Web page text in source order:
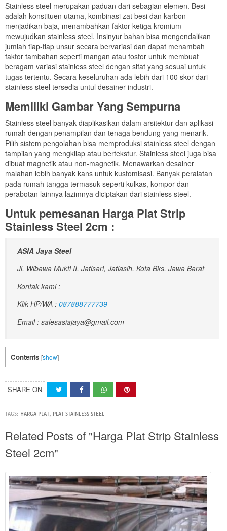
Stainless steel merupakan paduan dari sebagian elemen. Besi
adalah konstituen utama, kombinasi zat besi dan karbon
menjadikan baja, menambahkan faktor ketiga kromium
mewujudkan stainless steel. Insinyur bahan bisa mengendalikan
jumlah tiap-tiap unsur secara bervariasi dan dapat menambah
faktor tambahan seperti mangan atau fosfor untuk membuat
beragam variasi stainless steel dengan sifat yang sesuai untuk
tugas tertentu. Secara keseluruhan ada lebih dari 100 skor dari
stainless steel tersedia untul desainer industri.
Memiliki Gambar Yang Sempurna
Stainless steel banyak diaplikasikan dalam arsitektur dan aplikasi
rumah dengan penampilan dan tenaga bendung yang menarik.
Pilih sistem pengolahan bisa memproduksi stainless steel dengan
tampilan yang mengkilap atau bertekstur. Stainless steel juga bisa
dibuat magnetik atau non-magnetik. Menawarkan desainer
malahan lebih banyak kans untuk kustomisasi. Banyak peralatan
pada rumah tangga termasuk seperti kulkas, kompor dan
perabotan lainnya lazimnya diciptakan dari stainless steel.
Untuk pemesanan Harga Plat Strip
Stainless Steel 2cm :
ASIA Jaya Steel
Jl. Wibawa Mukti II, Jatisari, Jatiasih, Kota Bks, Jawa Barat
Kontak kami :
Klik HP/WA : 087888777739
Email : salesasiajaya@gmail.com
Contents [show]
SHARE ON
TAGS: HARGA PLAT, PLAT STAINLESS STEEL
Related Posts of "Harga Plat Strip Stainless
Steel 2cm"